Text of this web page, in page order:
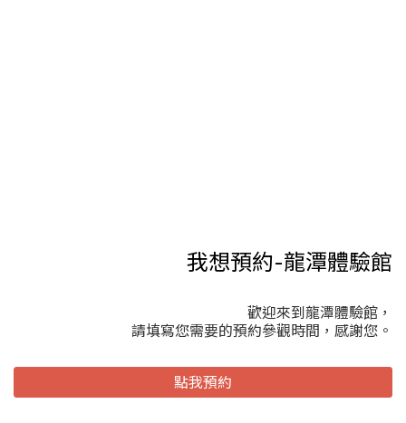
我想預約-龍潭體驗館
歡迎來到龍潭體驗館，
請填寫您需要的預約參觀時間，感謝您。
點我預約